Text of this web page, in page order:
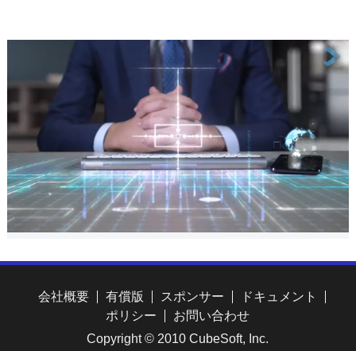
指して」精進誓う
会社概要 有償版 スポンサー
ドキュメント
ポリシー
お問い合わせ
Copyright © 2010 CubeSoft, Inc.